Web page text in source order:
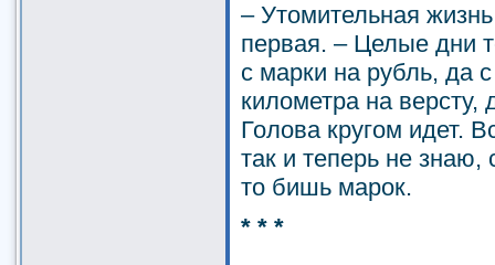
– Утомительная
первая. – Целые дни
с марки на рубль, да
километра на версту,
Голова кругом идет.
так и теперь не
то бишь марок.
* * *